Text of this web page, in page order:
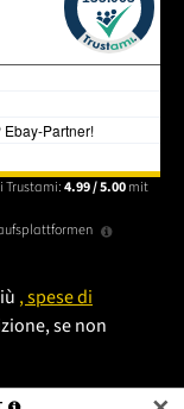
Trustami:4.99 / 5.00mit
, spese di
se non